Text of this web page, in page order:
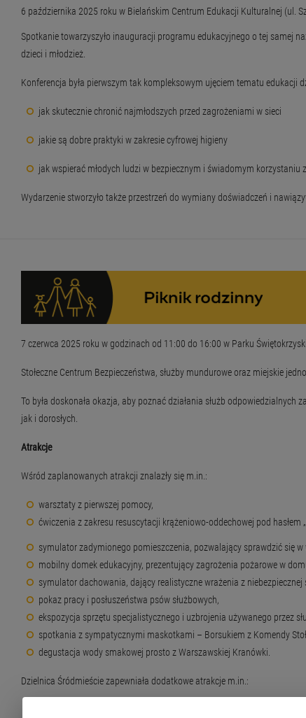
6 października 2025 roku w Bielańskim Centrum Edukacji Kulturalnej (ul.
Spotkanie towarzyszyło inauguracji programu edukacyjnego o tej samej
dzieci i młodzież.
Konferencja była pierwszym tak kompleksowym ujęciem tematu edukacji
jak skutecznie chronić najmłodszych przed zagrożeniami w sieci
jakie są dobre praktyki w zakresie cyfrowej higieny
jak wspierać młodych ludzi w bezpiecznym i świadomym korzystaniu
Wydarzenie stworzyło także przestrzeń do wymiany doświadczeń i
7 czerwca 2025 roku w godzinach od 11:00 do 16:00 w Parku
Stołeczne Centrum Bezpieczeństwa, służby mundurowe oraz miejskie
To była doskonała okazja, aby poznać działania służb
jak i dorosłych.
Atrakcje
Wśród zaplanowanych atrakcji znalazły się m.in.:
warsztaty z pierwszej pomocy,
ćwiczenia z zakresu resuscytacji krążeniowo-oddechowej pod hasłem
symulator zadymionego pomieszczenia, pozwalający sprawdzić się
mobilny domek edukacyjny, prezentujący zagrożenia pożarowe w
symulator dachowania, dający realistyczne wrażenia z niebezpiecznej
pokaz pracy i posłuszeństwa psów służbowych,
ekspozycja sprzętu specjalistycznego i uzbrojenia używanego przez
spotkania z sympatycznymi maskotkami – Borsukiem z Komendy
degustacja wody smakowej prosto z Warszawskiej Kranówki.
Dzielnica Śródmieście zapewniała dodatkowe atrakcje m.in.: